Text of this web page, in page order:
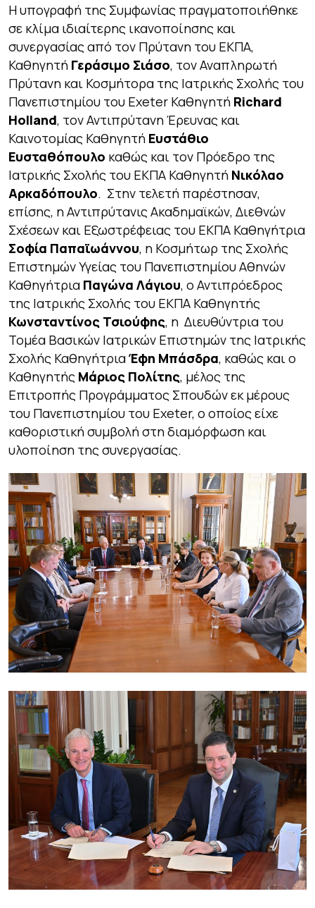
Η υπογραφή της Συμφωνίας πραγματοποιήθηκε
σε κλίμα ιδιαίτερης ικανοποίησης και
συνεργασίας από τον Πρύτανη του ΕΚΠΑ,
Καθηγητή Γεράσιμο Σιάσο, τον Αναπληρωτή
Πρύτανη και Κοσμήτορα της Ιατρικής Σχολής του
Πανεπιστημίου του Exeter Καθηγητή Richard
Holland, τον Αντιπρύτανη Έρευνας και
Καινοτομίας Καθηγητή Ευστάθιο
Ευσταθόπουλο καθώς και τον Πρόεδρο της
Ιατρικής Σχολής του ΕΚΠΑ Καθηγητή Νικόλαο
Αρκαδόπουλο. Στην τελετή παρέστησαν,
επίσης, η Αντιπρύτανις Ακαδημαϊκών, Διεθνών
Σχέσεων και Εξωστρέφειας του ΕΚΠΑ Καθηγήτρια
Σοφία Παπαϊωάννου, η Κοσμήτωρ της Σχολής
Επιστημών Υγείας του Πανεπιστημίου Αθηνών
Καθηγήτρια Παγώνα Λάγιου, ο Αντιπρόεδρος
της Ιατρικής Σχολής του ΕΚΠΑ Καθηγητής
Κωνσταντίνος Τσιούφης, η Διευθύντρια του
Τομέα Βασικών Ιατρικών Επιστημών της Ιατρικής
Σχολής ΚαθηγήτριαΈφη Μπάσδρα, καθώς και ο
Καθηγητής Μάριος Πολίτης, μέλος της
Επιτροπής Προγράμματος Σπουδών εκ μέρους
του Πανεπιστημίου του Exeter, ο οποίος είχε
καθοριστική συμβολή στη διαμόρφωση και
υλοποίηση της συνεργασίας.